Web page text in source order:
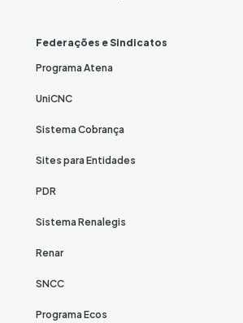
Federações e Sindicatos
Programa Atena
UniCNC
Sistema Cobrança
Sites para Entidades
PDR
Sistema Renalegis
Renar
SNCC
Programa Ecos